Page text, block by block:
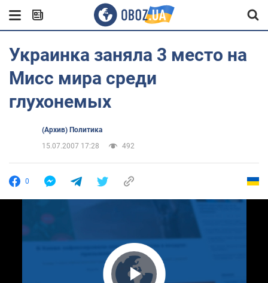
Украинка заняла 3 место на
Мисс мира среди
глухонемых
(Архив) Политика
15.07.2007 17:28
492
0